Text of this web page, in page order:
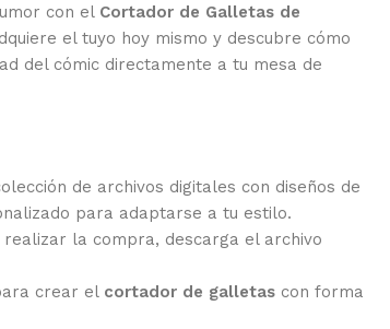
con el Cortador de Galletas de
el tuyo hoy mismo y descubre cómo
del cómic directamente a tu mesa de
de archivos digitales con diseños de
para adaptarse a tu estilo.
realizar la compra, descarga el archivo
crear el cortador de galletas con forma